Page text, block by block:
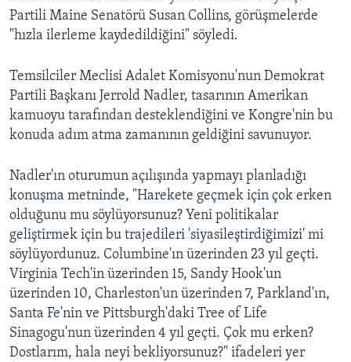
Partili Maine Senatörü Susan Collins, görüşmelerde
"hızla ilerleme kaydedildiğini" söyledi.
Temsilciler Meclisi Adalet Komisyonu'nun Demokrat
Partili Başkanı Jerrold Nadler, tasarının Amerikan
kamuoyu tarafından desteklendiğini ve Kongre'nin bu
konuda adım atma zamanının geldiğini savunuyor.
Nadler'ın oturumun açılışında yapmayı planladığı
konuşma metninde, "Harekete geçmek için çok erken
olduğunu mu söylüyorsunuz? Yeni politikalar
geliştirmek için bu trajedileri 'siyasileştirdiğimizi' mi
söylüyordunuz. Columbine'ın üzerinden 23 yıl geçti.
Virginia Tech'in üzerinden 15, Sandy Hook'un
üzerinden 10, Charleston'un üzerinden 7, Parkland'ın,
Santa Fe'nin ve Pittsburgh'daki Tree of Life
Sinagogu'nun üzerinden 4 yıl geçti. Çok mu erken?
Dostlarım, hala neyi bekliyorsunuz?" ifadeleri yer